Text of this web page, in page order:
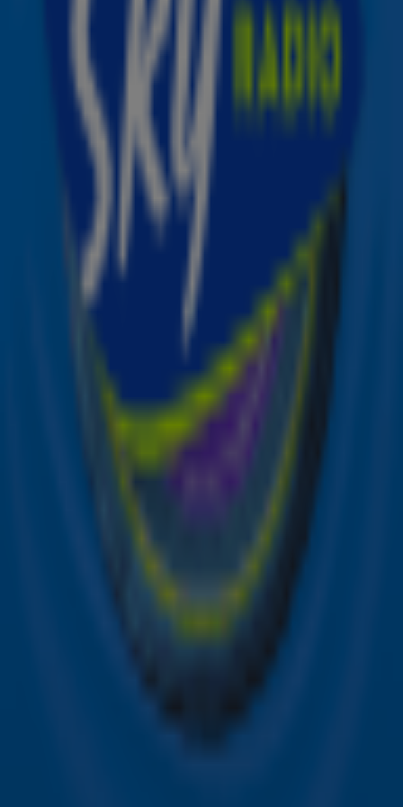
De show in Amsterdam is onderdeel van haar nieuwe
tour Yours, C. De zangeres treedt verder op in onder
De 27-jarige Cabello, eerder onderdeel van meidengroep
en Bam Bam. Vorig jaar verscheen haar vierde
studioalbum C, XOXO.
Bron: ANP | Foto: Anthony Harvey/Shutterstock
Ontvang onze nieuwsbrief
Meld je aan voor de nieuwsbrief van Sky Radio en blijf op
de hoogte van alle leuke winacties en het laatste nieuws
over je favoriete Sky-artiesten.
Meld je aan voor onze wekelijkse nieuwsbrief met daarin
het laatste nieuws en aanbiedingen die wijzelf of in
op ieder moment afmelden. Zie voor meer informatie de
privacyverklaring.